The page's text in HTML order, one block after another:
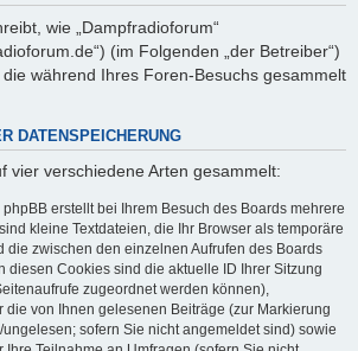
wie „Dampfradioforum“
(im Folgenden „der Betreiber“)
während Ihres Foren-Besuchs gesammelt
DATENSPEICHERUNG
vier verschiedene Arten gesammelt:
erstellt bei Ihrem Besuch des Boards mehrere
kleine Textdateien, die Ihr Browser als temporäre
die zwischen den einzelnen Aufrufen des Boards
diesen Cookies sind die aktuelle ID Ihrer Sitzung
zugeordnet werden können),
die von Ihnen gelesenen Beiträge (zur Markierung
sofern Sie nicht angemeldet sind) sowie